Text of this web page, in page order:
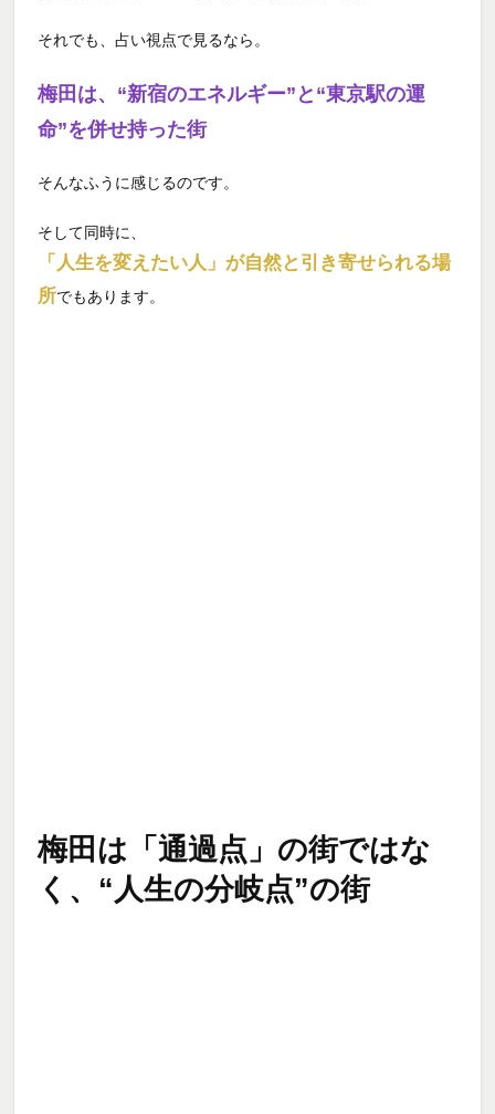
それでも、占い視点で見るなら。
梅田は、“新宿のエネルギー”と“東京駅の運
命”を併せ持った街
そんなふうに感じるのです。
そして同時に、
「人生を変えたい人」が自然と引き寄せられる場
所でもあります。
梅田は「通過点」の街ではな
く、“人生の分岐点”の街